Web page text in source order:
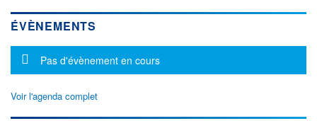
ÉVÈNEMENTS
Message d'information
Pas d'évènement en cours
Voir l'agenda complet